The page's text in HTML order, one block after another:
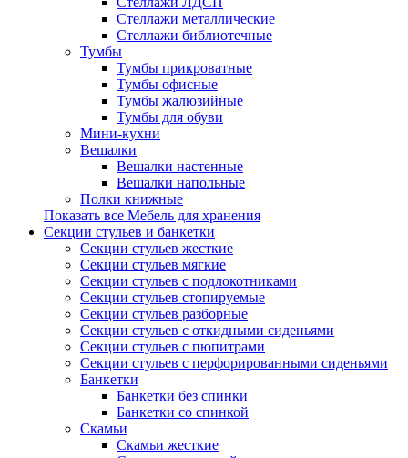
Стеллажи металлические
Стеллажи библиотечные
Тумбы
Тумбы прикроватные
Тумбы офисные
Тумбы жалюзийные
Тумбы для обуви
Мини-кухни
Вешалки
Вешалки настенные
Вешалки напольные
Полки книжные
Показать все Мебель для хранения
Секции стульев и банкетки
Секции стульев жесткие
Секции стульев мягкие
Секции стульев с подлокотниками
Секции стульев стопируемые
Секции стульев разборные
Секции стульев с откидными сиденьями
Секции стульев с пюпитрами
Секции стульев с перфорированными сиденьями
Банкетки
Банкетки без спинки
Банкетки со спинкой
Скамьи
Скамьи жесткие